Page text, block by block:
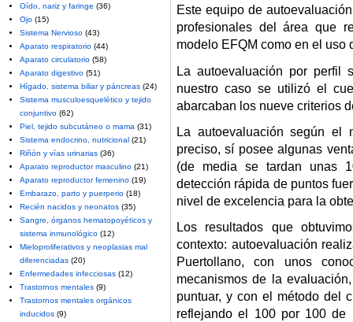
Este equipo de
profesionales del área que
modelo EFQM como en el uso
La autoevaluación por perfil
nuestro caso se utilizó el
abarcaban los nueve criterios
La autoevaluación según el
preciso, sí posee algunas
(de media se tardan unas
detección rápida de puntos
nivel de excelencia para la
Los resultados que
contexto: autoevaluación
Puertollano, con unos
mecanismos de la
puntuar, y con el método del
reflejando el 100 por 100
Oído, nariz y faringe (36)
Ojo (15)
Sistema Nervioso (43)
Aparato respiratorio (44)
Aparato circulatorio (58)
Aparato digestivo (51)
Hígado, sistema biliar y páncreas (24)
Sistema musculoesquelético y tejido
conjuntivo (62)
Piel, tejido subcutáneo o mama (31)
Sistema endocrino, nutricional (21)
Riñón y vías urinarias (36)
Aparato reproductor masculino (21)
Aparato reproductor femenino (19)
Embarazo, parto y puerperio (18)
Recién nacidos y neonatos (35)
Sangre, órganos hematopoyéticos y
sistema inmunológico (12)
Mieloproliferativos y neoplasias mal
diferenciadas (20)
Enfermedades infecciosas (12)
Trastornos mentales (9)
Trastornos mentales orgánicos
inducidos (9)